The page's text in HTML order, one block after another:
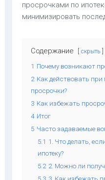
просрочками по
минимизировать
Содержание скрыть
1 Почему возникают
2 Как действовать
просрочки?
3 Как избежать
4 Итог
5 Часто задаваемые
5.1 1. Что делать,
ипотеку?
5.2 2. Можно ли